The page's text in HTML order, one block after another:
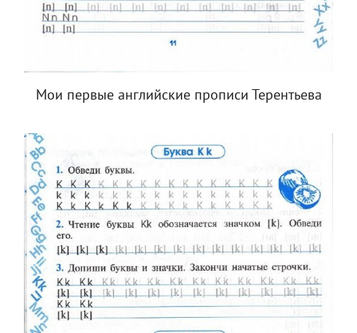
Мои первые английские прописи Терентьева